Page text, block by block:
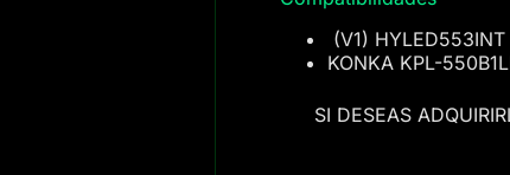
(V1)
KONKA KPL-
SI DESEAS